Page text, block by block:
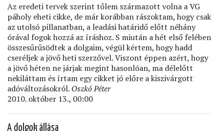
Az eredeti tervek szerint tőlem származott volna a VG
páholy eheti cikke, de már korábban rászoktam, hogy csak
az utolsó pillanatban, a leadási határidő előtt néhány
órával fogok hozzá az íráshoz. S miután a hét első felében
összesűrűsödtek a dolgaim, végül kértem, hogy hadd
cseréljek a jövő heti szerzővel. Viszont éppen azért, hogy
a jövő héten ne járjak megint hasonlóan, ma délelőtt
nekiláttam és írtam egy cikket jó előre a kiszivárgott
adóváltozásokról. Oszkó Péter
2010. október 13., 00:00
A dolgok állása